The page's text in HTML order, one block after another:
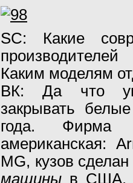
SC: Какие
производителей
Каким моделям
ВК: Да что
закрывать
года. Фирма
американская:
MG, кузов
машины в США.